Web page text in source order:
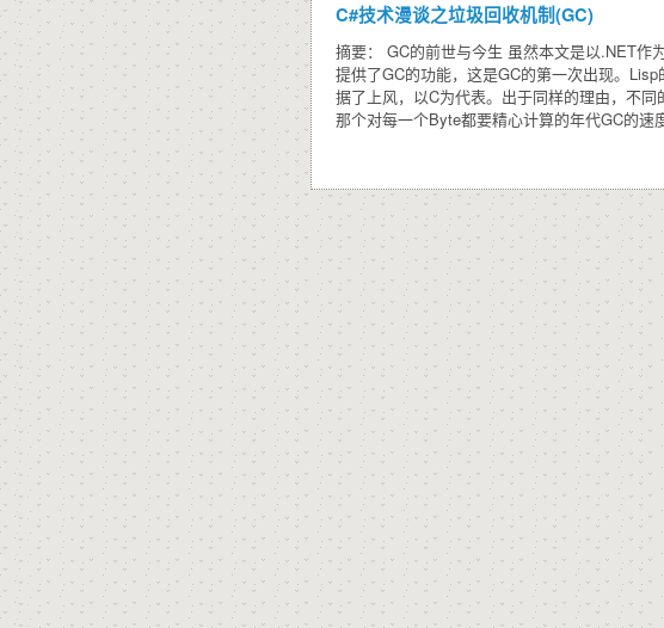
C#技术漫谈之垃圾回收机制(GC)
摘要： GC的前世与今生 虽然本文是以.NET作
提供了GC的功能，这是GC的第一次出现。
据了上风，以C为代表。出于同样的理由，不
那个对每一个Byte都要精心计算的年代GC的